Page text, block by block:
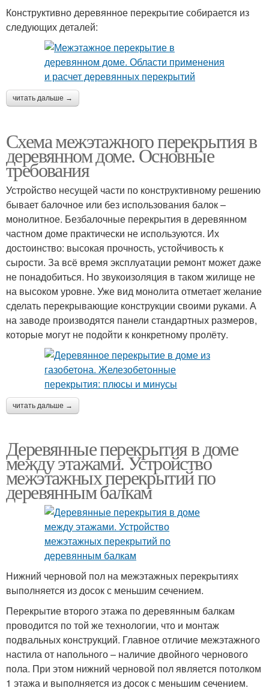
Конструктивно деревянное перекрытие собирается из
следующих деталей:
читать дальше →
Схема межэтажного перекрытия в
деревянном доме. Основные
требования
Устройство несущей части по конструктивному решению
бывает балочное или без использования балок –
монолитное. Безбалочные перекрытия в деревянном
частном доме практически не используются. Их
достоинство: высокая прочность, устойчивость к
сырости. За всё время эксплуатации ремонт может даже
не понадобиться. Но звукоизоляция в таком жилище не
на высоком уровне. Уже вид монолита отметает желание
сделать перекрывающие конструкции своими руками. А
на заводе производятся панели стандартных размеров,
которые могут не подойти к конкретному пролёту.
читать дальше →
Деревянные перекрытия в доме
между этажами. Устройство
межэтажных перекрытий по
деревянным балкам
Нижний черновой пол на межэтажных перекрытиях
выполняется из досок с меньшим сечением.
Перекрытие второго этажа по деревянным балкам
проводится по той же технологии, что и монтаж
подвальных конструкций. Главное отличие межэтажного
настила от напольного – наличие двойного чернового
пола. При этом нижний черновой пол является потолком
1 этажа и выполняется из досок с меньшим сечением.